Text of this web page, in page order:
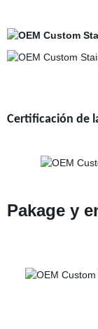
Certificación de
Pakage y